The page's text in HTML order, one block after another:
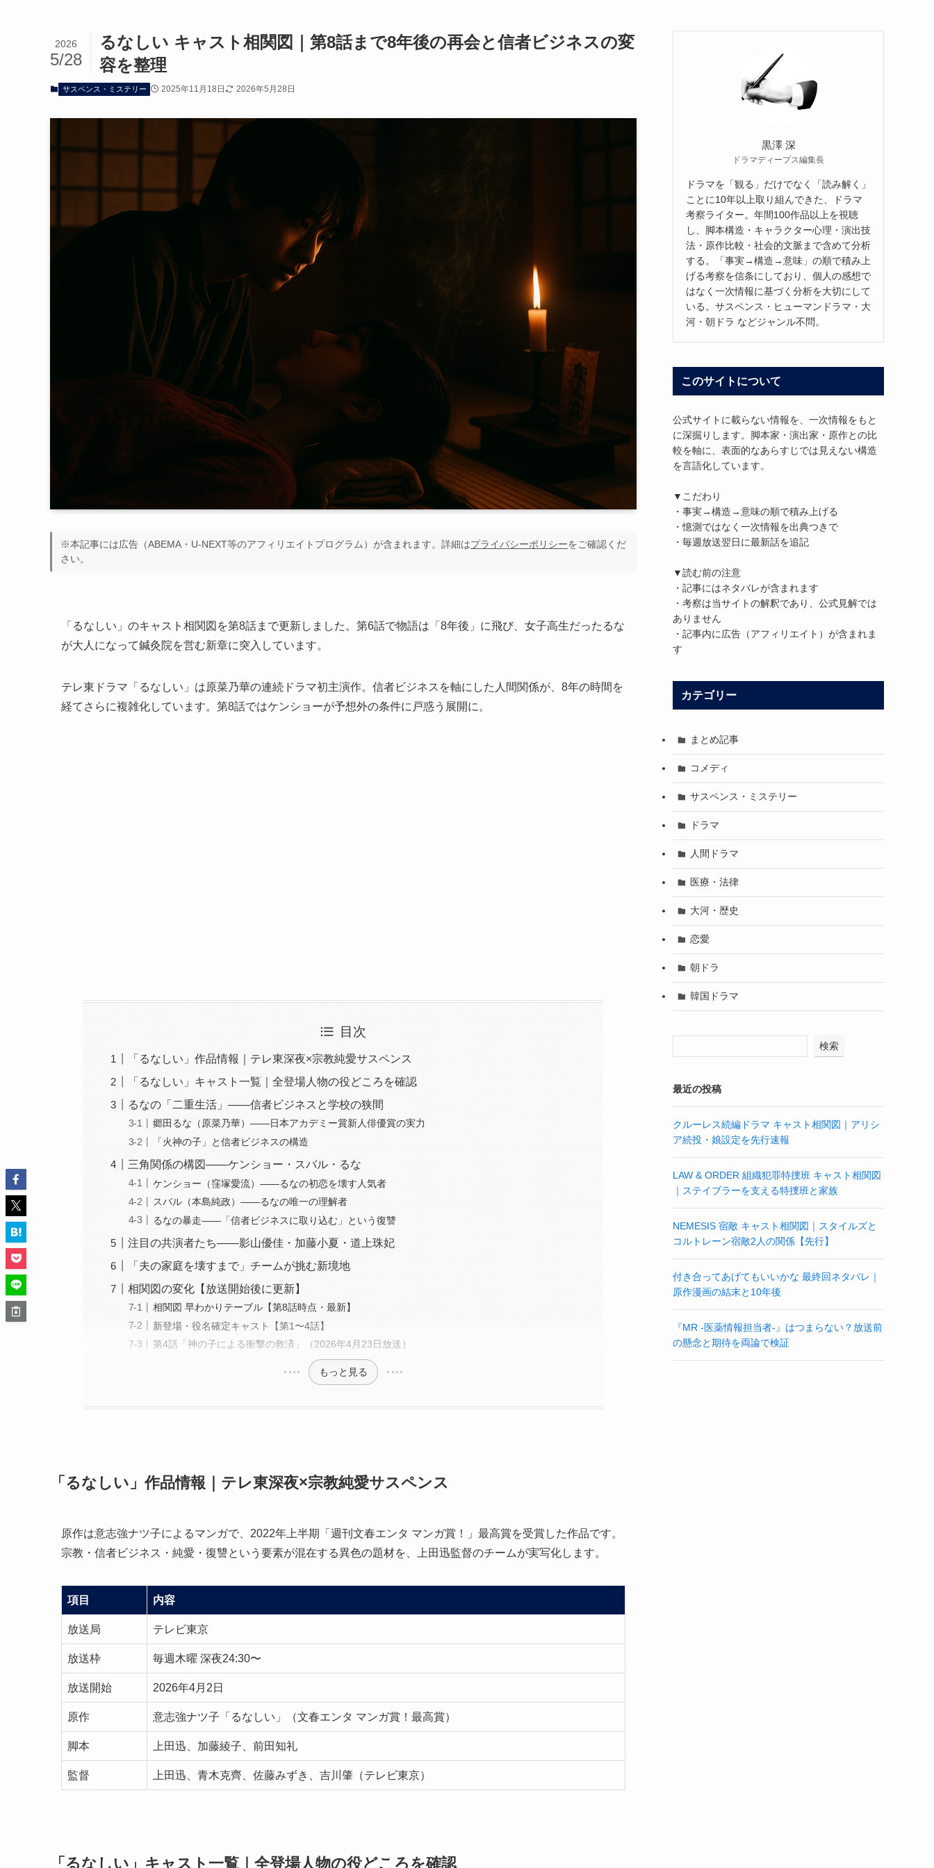
るなしい キャスト相関図｜第8話まで8年後の再会と信者ビジネスの変
容を整理
2026
5/28
サスペンス・ミステリー 2025年11月18日 2026年5月28日
※本記事には広告（ABEMA・U-NEXT等のアフィリエイトプログラム）が含まれます。詳細はプライバシーポリシーをご確認くだ
さい。
「るなしい」のキャスト相関図を第8話まで更新しました。第6話で物語は「8年後」に飛び、女子高生だったるな
が大人になって鍼灸院を営む新章に突入しています。
テレ東ドラマ「るなしい」は原菜乃華の連続ドラマ初主演作。信者ビジネスを軸にした人間関係が、8年の時間を
経てさらに複雑化しています。第8話ではケンショーが予想外の条件に戸惑う展開に。
目次
「るなしい」作品情報｜テレ東深夜×宗教純愛サスペンス
「るなしい」キャスト一覧｜全登場人物の役どころを確認
るなの「二重生活」——信者ビジネスと学校の狭間
郷田るな（原菜乃華）——日本アカデミー賞新人俳優賞の実力
「火神の子」と信者ビジネスの構造
三角関係の構図——ケンショー・スバル・るな
ケンショー（窪塚愛流）——るなの初恋を壊す人気者
スバル（本島純政）——るなの唯一の理解者
るなの暴走——「信者ビジネスに取り込む」という復讐
注目の共演者たち——影山優佳・加藤小夏・道上珠妃
「夫の家庭を壊すまで」チームが挑む新境地
相関図の変化【放送開始後に更新】
相関図 早わかりテーブル【第8話時点・最新】
新登場・役名確定キャスト【第1〜4話】
第4話「神の子による衝撃の救済」（2026年4月23日放送）
もっと見る
「るなしい」作品情報｜テレ東深夜×宗教純愛サスペンス
原作は意志強ナツ子によるマンガで、2022年上半期「週刊文春エンタ マンガ賞！」最高賞を受賞した作品です。
宗教・信者ビジネス・純愛・復讐という要素が混在する異色の題材を、上田迅監督のチームが実写化します。
項目 内容
放送局 テレビ東京
放送枠 毎週木曜 深夜24:30〜
放送開始 2026年4月2日
原作 意志強ナツ子「るなしい」（文春エンタ マンガ賞！最高賞）
脚本 上田迅、加藤綾子、前田知礼
監督 上田迅、青木克齊、佐藤みずき、吉川肇（テレビ東京）
「るなしい」キャスト一覧｜全登場人物の役どころを確認
黒澤 深
ドラマディープス編集長
ドラマを「観る」だけでなく「読み解く」
ことに10年以上取り組んできた、ドラマ
考察ライター。年間100作品以上を視聴
し、脚本構造・キャラクター心理・演出技
法・原作比較・社会的文脈まで含めて分析
する。「事実→構造→意味」の順で積み上
げる考察を信条にしており、個人の感想で
はなく一次情報に基づく分析を大切にして
いる。サスペンス・ヒューマンドラマ・大
河・朝ドラ などジャンル不問。
このサイトについて
公式サイトに載らない情報を、一次情報をもと
に深掘りします。脚本家・演出家・原作との比
較を軸に、表面的なあらすじでは見えない構造
を言語化しています。
▼こだわり
・事実→構造→意味の順で積み上げる
・憶測ではなく一次情報を出典つきで
・毎週放送翌日に最新話を追記
▼読む前の注意
・記事にはネタバレが含まれます
・考察は当サイトの解釈であり、公式見解では
ありません
・記事内に広告（アフィリエイト）が含まれま
す
カテゴリー
まとめ記事
コメディ
サスペンス・ミステリー
ドラマ
人間ドラマ
医療・法律
大河・歴史
恋愛
朝ドラ
韓国ドラマ
検索
最近の投稿
クルーレス続編ドラマ キャスト相関図｜アリシ
ア続投・娘設定を先行速報
LAW & ORDER 組織犯罪特捜班 キャスト相関図
｜ステイブラーを支える特捜班と家族
NEMESIS 宿敵 キャスト相関図｜スタイルズと
コルトレーン宿敵2人の関係【先行】
付き合ってあげてもいいかな 最終回ネタバレ｜
原作漫画の結末と10年後
『MR -医薬情報担当者-』はつまらない？放送前
の懸念と期待を両論で検証